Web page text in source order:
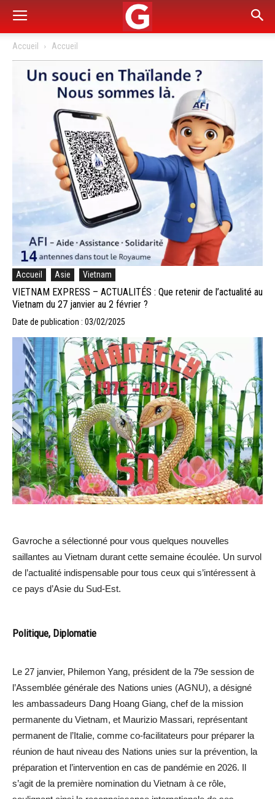
Accueil Accueil
Accueil Asie Vietnam
VIETNAM EXPRESS – ACTUALITÉS : Que retenir de l’actualité au
Vietnam du 27 janvier au 2 février ?
Date de publication : 03/02/2025
Gavroche a sélectionné pour vous quelques nouvelles
saillantes au Vietnam durant cette semaine écoulée. Un survol
de l’actualité indispensable pour tous ceux qui s’intéressent à
ce pays d’Asie du Sud-Est.
Politique, Diplomatie
Le 27 janvier, Philemon Yang, président de la 79e session de
l’Assemblée générale des Nations unies (AGNU), a désigné
les ambassadeurs Dang Hoang Giang, chef de la mission
permanente du Vietnam, et Maurizio Massari, représentant
permanent de l’Italie, comme co-facilitateurs pour préparer la
réunion de haut niveau des Nations unies sur la prévention, la
préparation et l’intervention en cas de pandémie en 2026. Il
s’agit de la première nomination du Vietnam à ce rôle,